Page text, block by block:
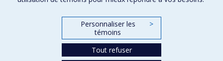
CPASS
Personnaliser les
témoins
>
Tout refuser